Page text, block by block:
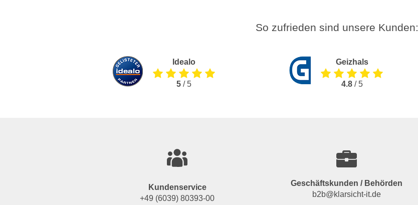
So zufrieden sind unsere Kunden:
Idealo
5/ 5
Geizhals
4.8/ 5
Kundenservice
+49 (6039) 80393-00
Geschäftskunden / Behörden
b2b@klarsicht-it.de